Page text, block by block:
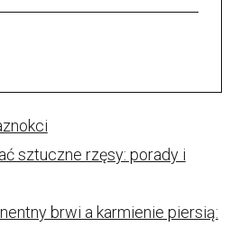
sztuczne rzęsy: porady i
brwi a karmienie piersią: